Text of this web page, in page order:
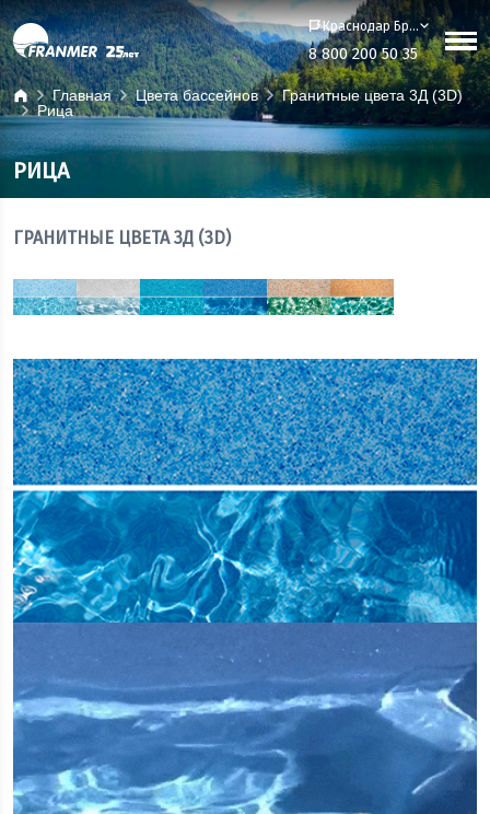
Краснодар Бренд-офис
8 800 200 50 35
Главная Цвета бассейнов
Гранитные цвета 3Д (3D)
Рица
РИЦА
ГРАНИТНЫЕ ЦВЕТА 3Д (3D)